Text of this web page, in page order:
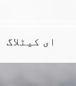
ای کیٹلاگ